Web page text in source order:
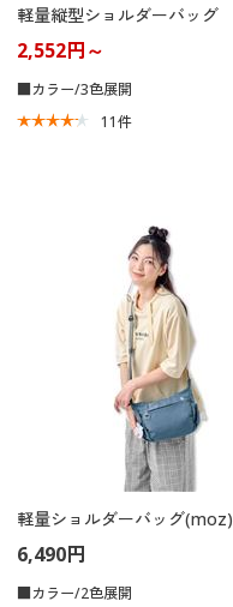
軽量縦型ショルダーバッグ
2,552円～
■カラー/3色展開
11件
軽量ショルダーバッグ(moz)
6,490円
■カラー/2色展開